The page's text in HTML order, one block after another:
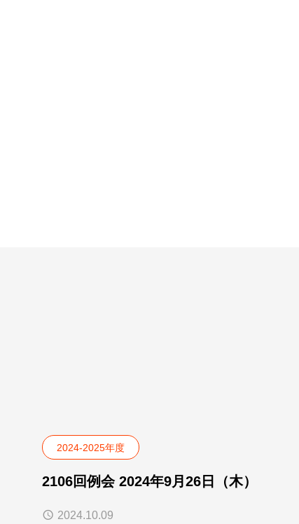
2024-2025年度
2106回例会 2024年9月26日（木）
2024.10.09